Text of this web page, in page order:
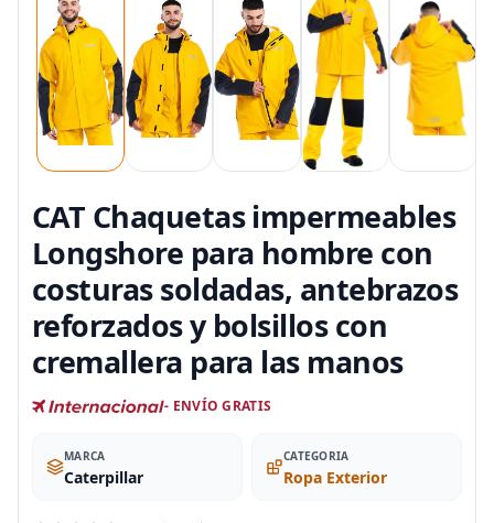
CAT Chaquetas impermeables
Longshore para hombre con
costuras soldadas, antebrazos
reforzados y bolsillos con
cremallera para las manos
- ENVÍO GRATIS
MARCA
Caterpillar
CATEGORIA
Ropa Exterior